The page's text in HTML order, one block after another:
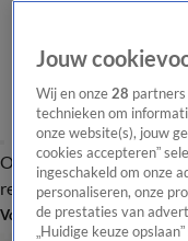
Overzicht Laatste nieuws
redactie
Volg Hart van Nederland
Jouw
Wij en onze28
technieken om
onze website(s), jouw
cookies accepteren”
ingeschakeld om onze
personaliseren, onze
de prestaties van
„Huidige keuze